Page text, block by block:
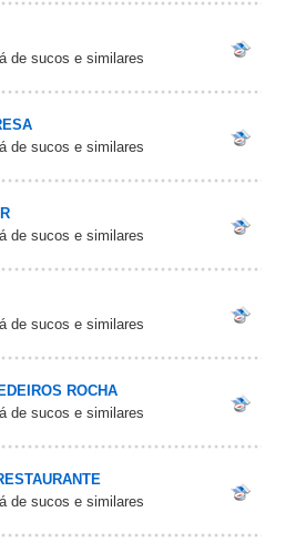
de sucos e similares
de sucos e similares
de sucos e similares
de sucos e similares
ROCHA
de sucos e similares
de sucos e similares